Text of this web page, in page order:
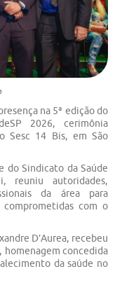
na 5ª edição do
2026, cerimônia
Sesc 14 Bis, em São
do Sindicato da Saúde
reuniu autoridades,
da área para
comprometidas com o
D’Aurea, recebeu
homenagem concedida
da saúde no